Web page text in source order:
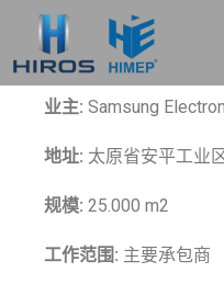
项目名称:Samsung住
业主: Samsung
地址: 太原省安平工业
规模: 25.000 m2
工作范围: 主要承包商